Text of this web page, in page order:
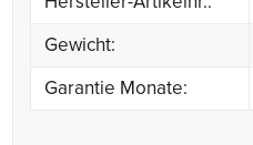
Gewicht:
Garantie Monate: